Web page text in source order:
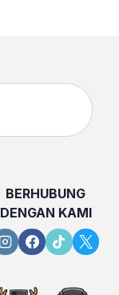
BERHUBUNG
DENGAN KAMI